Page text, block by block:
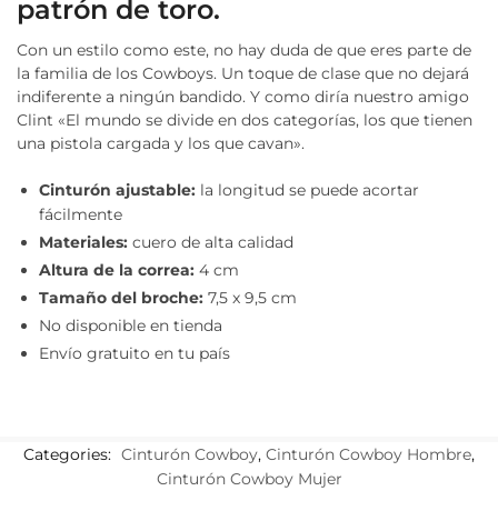
patrón de toro.
Con un estilo como este, no hay duda de que eres parte de
la familia de los Cowboys. Un toque de clase que no dejará
indiferente a ningún bandido. Y como diría nuestro amigo
Clint «El mundo se divide en dos categorías, los que tienen
una pistola cargada y los que cavan».
Cinturón ajustable: la longitud se puede acortar
fácilmente
Materiales: cuero de alta calidad
Altura de la correa: 4 cm
Tamaño del broche: 7,5 x 9,5 cm
No disponible en tienda
Envío gratuito en tu país
Categories: Cinturón Cowboy, Cinturón Cowboy Hombre,
Cinturón Cowboy Mujer